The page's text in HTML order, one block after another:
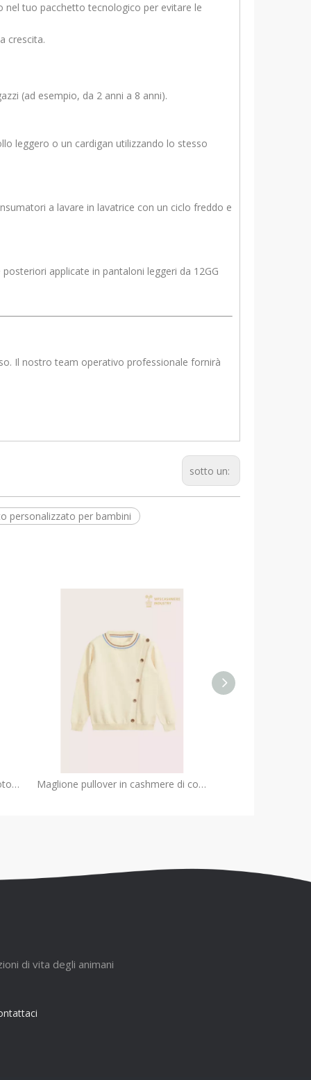
nel tuo pacchetto tecnologico per evitare le
crescita.
(ad esempio, da 2 anni a 8 anni).
leggero o un cardigan utilizzando lo stesso
a lavare in lavatrice con un ciclo freddo e
applicate in pantaloni leggeri da 12GG
Il nostro team operativo professionale fornirà
sotto un:
personalizzato per bambini
Bloomer premium in maglia di cotone e cashmere per bambini | OEM di abbigliamento infantile personalizzato Maglione pullover in cashmere di cotone premium da ragazzo | Produttore OEM di maglieria per bambini durevole
di vita degli animani